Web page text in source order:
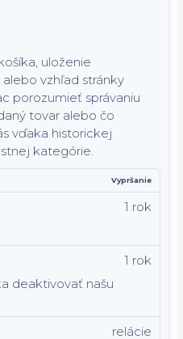
uloženie
vzhľad stránky
porozumieť správaniu
tovar alebo čo
vďaka historickej
kategórie.
Vypršanie
1 rok
deaktivovať našu
1 rok
relácie